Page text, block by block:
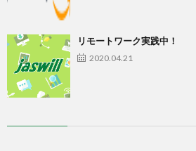
リモートワーク実践中！
2020.04.21